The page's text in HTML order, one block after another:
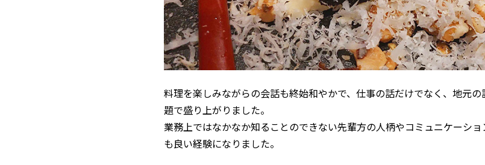
料理を楽しみながらの会話も終始和やかで、仕事の話だけでなく、地元
題で盛り上がりました。
業務上ではなかなか知ることのできない先輩方の人柄やコミュニケーシ
も良い経験になりました。